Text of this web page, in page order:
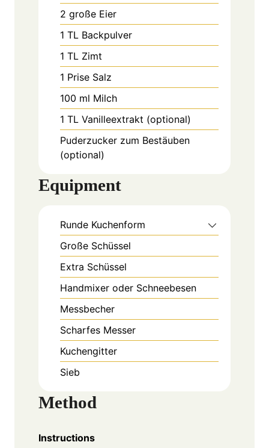
2 große Eier
1 TL Backpulver
1 TL Zimt
1 Prise Salz
100 ml Milch
1 TL Vanilleextrakt (optional)
Puderzucker zum Bestäuben
(optional)
Equipment
Runde Kuchenform
Große Schüssel
Extra Schüssel
Handmixer oder Schneebesen
Messbecher
Scharfes Messer
Kuchengitter
Sieb
Method
Instructions